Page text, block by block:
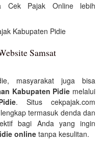
Cek Pajak Online lebih
Kabupaten Pidie
Samsat
masyarakat juga bisa
Kabupaten Pidie melalui
. Situs cekpajak.com
termasuk denda dan
bagi Anda yang ingin
online tanpa kesulitan.